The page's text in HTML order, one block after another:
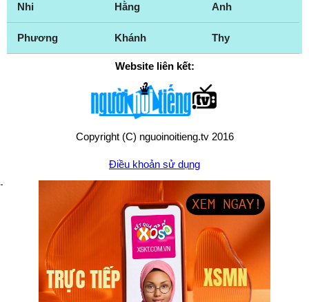
Nhi Hằng Anh
Phương Khánh Thy
Website liên kết:
Copyright (C) nguoinoitieng.tv 2016
Điều khoản sử dụng
Chính sách quyền riêng tư
Liên hệ: mail.nguoinoitieng.tv@gmail.com